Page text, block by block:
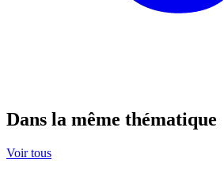
Dans la même thématique
Voir tous